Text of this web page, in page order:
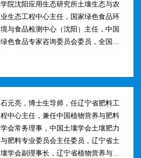
学院沈阳应用生态研究所土壤生态与农
业生态工程中心主任，国家绿色食品环
境与食品检测中心（沈阳）主任，中国
绿色食品专家咨询委员会委员，全国肥
学调控、新型缓控释肥料研制；土壤...
石元亮，博士生导师，任辽宁省肥料工
程中心主任，兼任中国植物营养与肥料
学会常务理事，中国土壤学会土壤肥力
与肥料专业委员会主任委员，辽宁省土
壤学会副理事长，辽宁省植物营养与肥